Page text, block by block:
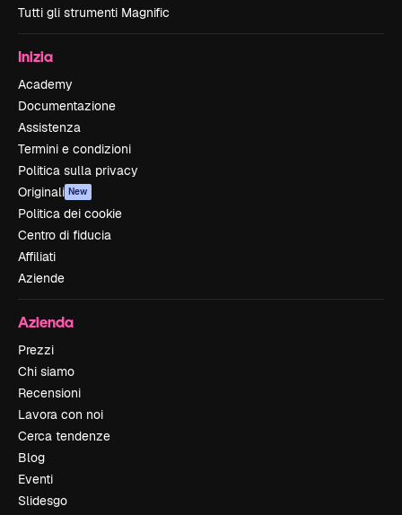
Tutti gli strumenti Magnific
Inizia
Academy
Documentazione
Assistenza
Termini e condizioni
Politica sulla privacy
Originali New
Politica dei cookie
Centro di fiducia
Affiliati
Aziende
Azienda
Prezzi
Chi siamo
Recensioni
Lavora con noi
Cerca tendenze
Blog
Eventi
Slidesgo